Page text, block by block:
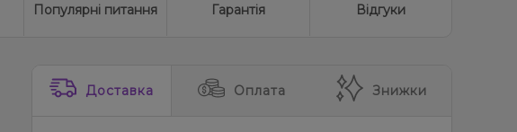
Популярні питання Гарантія Відгуки
Доставка Оплата Знижки